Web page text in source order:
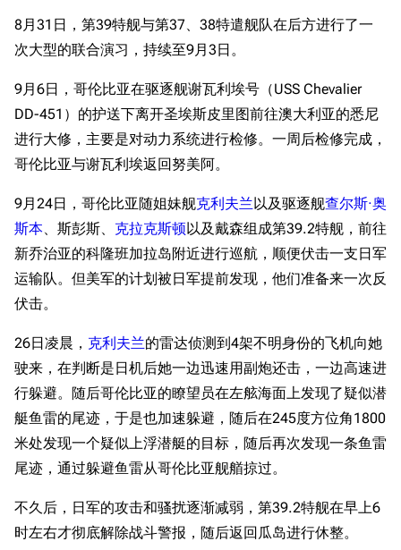
战区支队基地
工程局
特别船坞
舰名溯源
舰艇徽章与格言
图纸舰与未成舰
蒸汽轮机基础
美海军惯导系统
旧日本八八舰队
旧日本军舰一览
近代中国图纸舰
友情链接
舰少资料库
NGA战舰少女R专
区
萌娘百科战舰少女
读）
四叶草剧场BiliWiki
资料站
JSTOR期刊图书馆
Navweaps（镜
像）
Navypedia
Encyclopedia
NavSource
8月31日，第39特舰与第37、38特遣舰队在后方进行了一
次大型的联合演习，持续至9月3日。
9月6日，哥伦比亚在驱逐舰谢瓦利埃号（USS Chevalier
DD-451）的护送下离开圣埃斯皮里图前往澳大利亚的悉尼
进行大修，主要是对动力系统进行检修。一周后检修完成，
哥伦比亚与谢瓦利埃返回努美阿。
9月24日，哥伦比亚随姐妹舰克利夫兰以及驱逐舰查尔斯·奥
斯本、斯彭斯、 克拉克斯顿以及戴森组成第39.2特舰，前往
新乔治亚的科隆班加拉岛附近进行巡航，顺便伏击一支日军
运输队。但美军的计划被日军提前发现，他们准备来一次反
伏击。
26日凌晨， 克利夫兰的雷达侦测到4架不明身份的飞机向她
驶来，在判断是日机后她一边迅速用副炮还击，一边高速进
行躲避。随后哥伦比亚的瞭望员在左舷海面上发现了疑似潜
艇鱼雷的尾迹，于是也加速躲避，随后在245度方位角1800
米处发现一个疑似上浮潜艇的目标，随后再次发现一条鱼雷
尾迹，通过躲避鱼雷从哥伦比亚舰艏掠过。
不久后，日军的攻击和骚扰逐渐减弱，第39.2特舰在早上6
时左右才彻底解除战斗警报，随后返回瓜岛进行休整。
游戏数据
台词
原型简介
服役历史
瓜岛战役末期
伦内尔岛海战
返航维修
新乔治亚群岛战役
战斗过程
尾声